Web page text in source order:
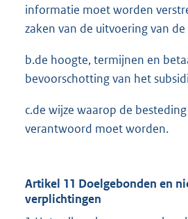
informatie moet worden
zaken van de uitvoering van
b.de hoogte, termijnen en
bevoorschotting van het
c.de wijze waarop de
verantwoord moet worden.
Artikel 11 Doelgebonden en
verplichtingen